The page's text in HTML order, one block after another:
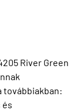
River Green
továbbiakban:
és